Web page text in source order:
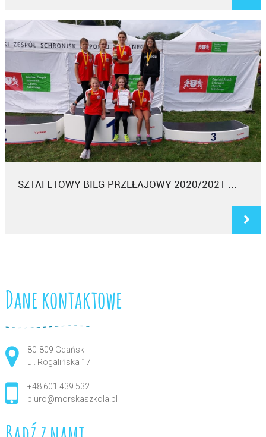
SZTAFETOWY BIEG PRZEŁAJOWY 2020/2021 ...
Dane kontaktowe
80-809 Gdańsk
ul. Rogalińska 17
+48 601 439 532
biuro@morskaszkola.pl